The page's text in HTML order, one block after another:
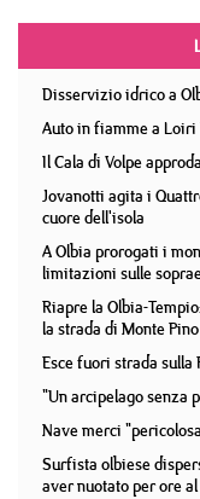
Disservizio idrico a
Auto in fiamme a Loiri
Il Cala di Volpe
Jovanotti agita i
cuore dell'isola
A Olbia prorogati i
limitazioni sulle
Riapre la Olbia-
la strada di Monte Pino
Esce fuori strada sulla
"Un arcipelago senza
Nave merci
Surfista olbiese
aver nuotato per ore